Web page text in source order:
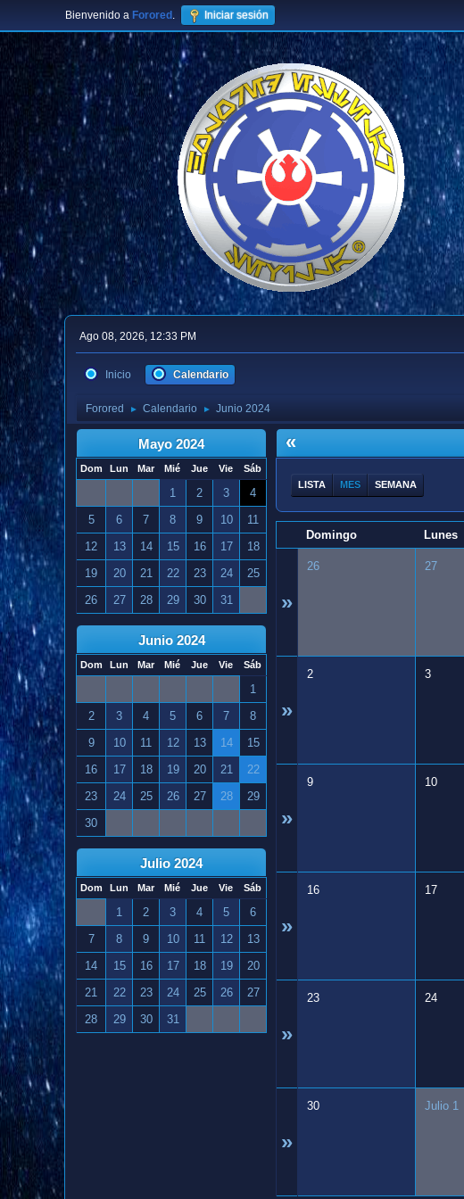
Bienvenido a Forored . Iniciar sesión
Ago 08, 2026, 12:33 PM
Inicio Calendario
Forored ► Calendario ► Junio 2024
Mayo 2024
Dom Lun Mar Mié Jue Vie Sáb
1 2 3
4
5
6 7 8 9 10
11
12
13 14 15 16 17
18
19
20 21 22 23 24
25
26
27 28 29 30 31
Junio 2024
Dom Lun Mar Mié Jue Vie Sáb
1
2
3 4 5 6 7
8
9
10 11 12 13 14
15
16
17 18 19 20 21
22
23
24 25 26 27 28
29
30
Julio 2024
Dom Lun Mar Mié Jue Vie Sáb
1 2 3 4 5
6
7
8 9 10 11 12
13
14
15 16 17 18 19
20
21
22 23 24 25 26
27
28
29 30 31
«
LISTA MES SEMANA
Domingo Lunes
»
26 27
»
2 3
»
9 10
»
16 17
»
23 24
»
30 Julio 1